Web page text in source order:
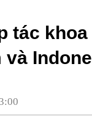
tác
và